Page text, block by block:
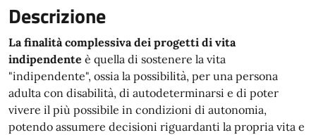
Descrizione
La finalità complessiva dei progetti di vita
indipendente è quella di sostenere la vita
"indipendente", ossia la possibilità, per una persona
adulta con disabilità, di autodeterminarsi e di poter
vivere il più possibile in condizioni di autonomia,
potendo assumere decisioni riguardanti la propria vita e